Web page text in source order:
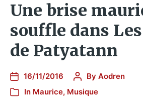
Une brise
souffle dans
de Patyatann
16/11/2016 By Aodren
In Maurice, Musique